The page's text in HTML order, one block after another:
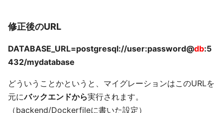
修正後のURL
DATABASE_URL=postgresql://user:password@db:5
432/mydatabase
どういうことかというと、マイグレーションはこのURLを
元にバックエンドから実行されます。
（backend/Dockerfileに書いた設定）